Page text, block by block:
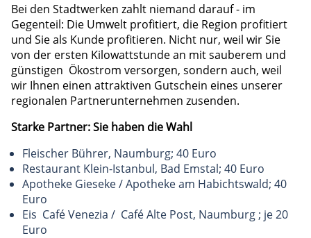
Bei den Stadtwerken zahlt niemand darauf - im
Gegenteil: Die Umwelt profitiert, die Region profitiert
und Sie als Kunde profitieren. Nicht nur, weil wir Sie
von der ersten Kilowattstunde an mit sauberem und
günstigen Ökostrom versorgen, sondern auch, weil
wir Ihnen einen attraktiven Gutschein eines unserer
regionalen Partnerunternehmen zusenden.
Starke Partner: Sie haben die Wahl
Fleischer Bührer, Naumburg; 40 Euro
Restaurant Klein-Istanbul, Bad Emstal; 40 Euro
Apotheke Gieseke / Apotheke am Habichtswald; 40
Euro
Eis Café Venezia / Café Alte Post, Naumburg ; je 20
Euro